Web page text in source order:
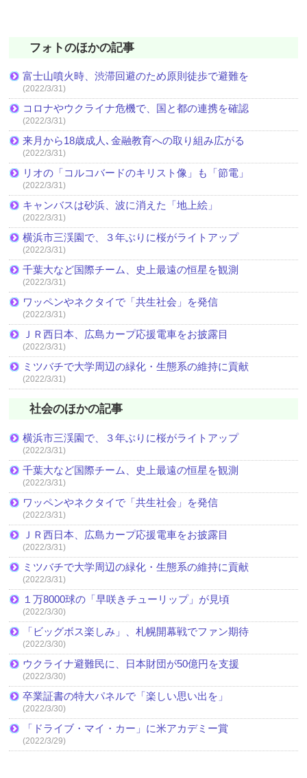
フォトのほかの記事
富士山噴火時、渋滞回避のため原則徒歩で避難を
(2022/3/31)
コロナやウクライナ危機で、国と都の連携を確認
(2022/3/31)
来月から18歳成人､金融教育への取り組み広がる
(2022/3/31)
リオの「コルコバードのキリスト像」も「節電」
(2022/3/31)
キャンバスは砂浜、波に消えた「地上絵」
(2022/3/31)
横浜市三渓園で、３年ぶりに桜がライトアップ
(2022/3/31)
千葉大など国際チーム、史上最遠の恒星を観測
(2022/3/31)
ワッペンやネクタイで「共生社会」を発信
(2022/3/31)
ＪＲ西日本、広島カープ応援電車をお披露目
(2022/3/31)
ミツバチで大学周辺の緑化・生態系の維持に貢献
(2022/3/31)
社会のほかの記事
横浜市三渓園で、３年ぶりに桜がライトアップ
(2022/3/31)
千葉大など国際チーム、史上最遠の恒星を観測
(2022/3/31)
ワッペンやネクタイで「共生社会」を発信
(2022/3/31)
ＪＲ西日本、広島カープ応援電車をお披露目
(2022/3/31)
ミツバチで大学周辺の緑化・生態系の維持に貢献
(2022/3/31)
１万8000球の「早咲きチューリップ」が見頃
(2022/3/30)
「ビッグボス楽しみ」、札幌開幕戦でファン期待
(2022/3/30)
ウクライナ避難民に、日本財団が50億円を支援
(2022/3/30)
卒業証書の特大パネルで「楽しい思い出を」
(2022/3/30)
「ドライブ・マイ・カー」に米アカデミー賞
(2022/3/29)